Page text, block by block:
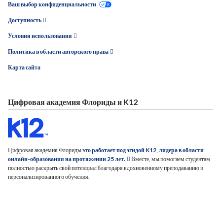
Ваш выбор конфиденциальности
Доступность
Условия использования
Политика в области авторского права
Карта сайта
Цифровая академия Флориды и K12
Цифровая академия Флоридыэто работает под эгидой K12, лидера в области
онлайн-образования на протяжении 25 лет.
Вместе, мы помогаем студентам
полностью раскрыть свой потенциал благодаря вдохновенному преподаванию и
персонализированного обучения.